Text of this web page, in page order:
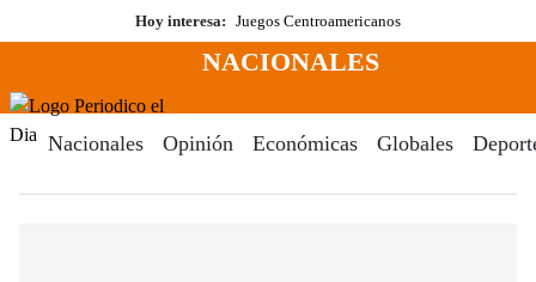
al
Hoy interesa: Juegos Centroamericanos
Menú
NACIONALES
Nacionales Opinión Económicas Globales